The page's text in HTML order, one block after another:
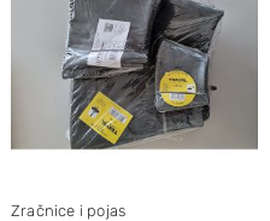
Zračnice i pojas